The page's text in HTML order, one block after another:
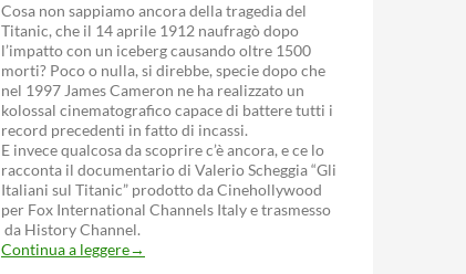
Cosa non sappiamo ancora della tragedia del
Titanic, che il 14 aprile 1912 naufragò dopo
l’impatto con un iceberg causando oltre 1500
morti? Poco o nulla, si direbbe, specie dopo che
nel 1997 James Cameron ne ha realizzato un
kolossal cinematografico capace di battere tutti i
record precedenti in fatto di incassi.
E invece qualcosa da scoprire c’è ancora, e ce lo
racconta il documentario di Valerio Scheggia “Gli
Italiani sul Titanic” prodotto da Cinehollywood
per Fox International Channels Italy e trasmesso
da History Channel.
Continua a leggere→